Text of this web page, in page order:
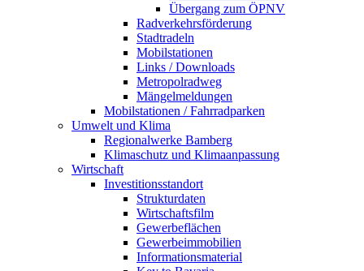
Übergang zum ÖPNV
Radverkehrsförderung
Stadtradeln
Mobilstationen
Links / Downloads
Metropolradweg
Mängelmeldungen
Mobilstationen / Fahrradparken
Umwelt und Klima
Regionalwerke Bamberg
Klimaschutz und Klimaanpassung
Wirtschaft
Investitionsstandort
Strukturdaten
Wirtschaftsfilm
Gewerbeflächen
Gewerbeimmobilien
Informationsmaterial